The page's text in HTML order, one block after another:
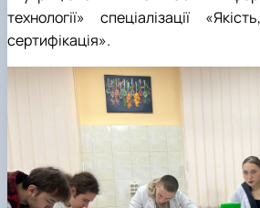
технології» спеціалізації
сертифікація».